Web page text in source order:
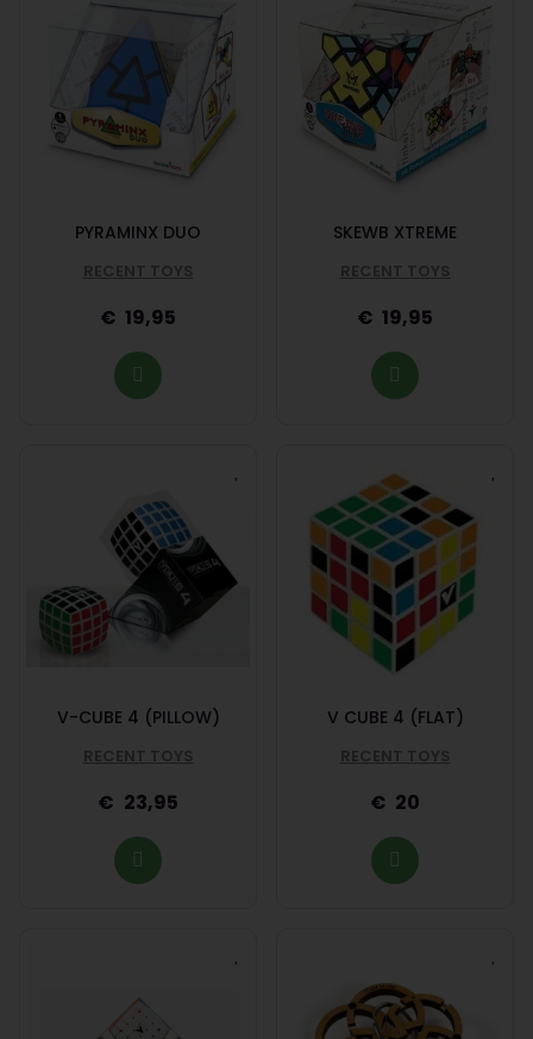
PYRAMINX DUO
RECENT TOYS
19,95
SKEWB XTREME
RECENT TOYS
19,95
V-CUBE 4 (PILLOW)
RECENT TOYS
23,95
V CUBE 4 (FLAT)
RECENT TOYS
20